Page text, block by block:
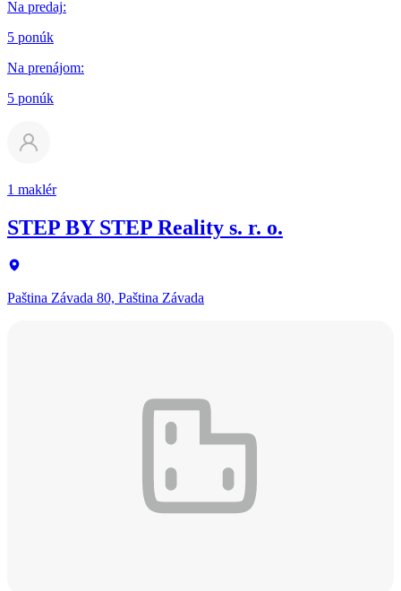
Na predaj:
5 ponúk
Na prenájom:
5 ponúk
1 maklér
STEP BY STEP Reality s. r. o.
Paština Závada 80, Paština Závada